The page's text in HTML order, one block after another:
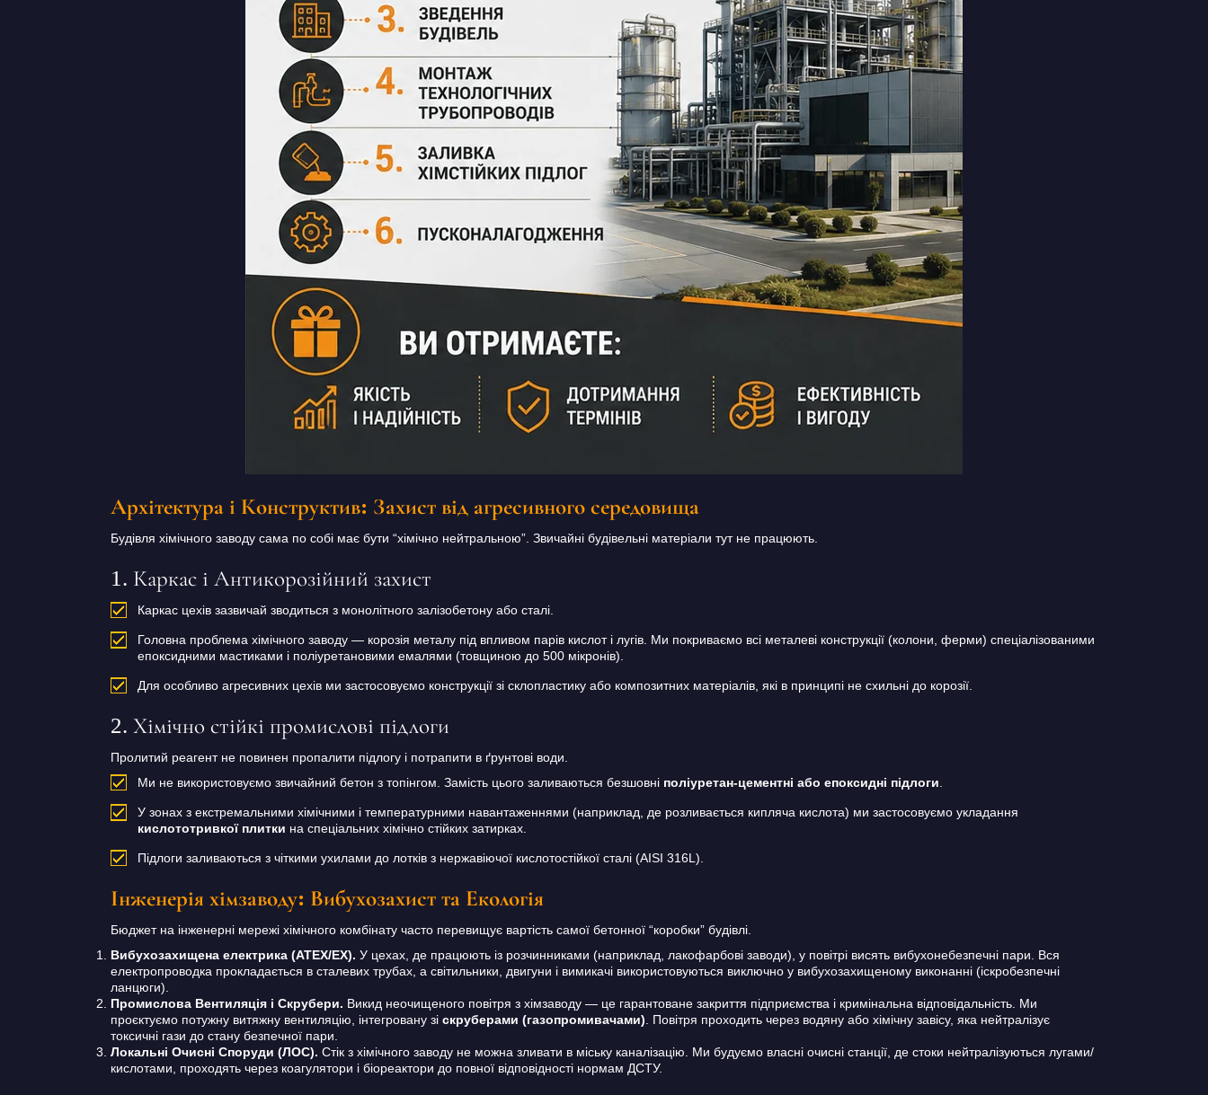
Архітектура і Конструктив: Захист від агресивного середовища
Будівля хімічного заводу сама по собі має бути “хімічно нейтральною”. Звичайні будівельні матеріали тут не працюють.
1. Каркас і Антикорозійний захист
Каркас цехів зазвичай зводиться з монолітного залізобетону або сталі.
Головна проблема хімічного заводу — корозія металу під впливом парів кислот і лугів. Ми покриваємо всі металеві конструкції (колони, ферми) спеціалізованими
епоксидними мастиками і поліуретановими емалями (товщиною до 500 мікронів).
Для особливо агресивних цехів ми застосовуємо конструкції зі склопластику або композитних матеріалів, які в принципі не схильні до корозії.
2. Хімічно стійкі промислові підлоги
Пролитий реагент не повинен пропалити підлогу і потрапити в ґрунтові води.
Ми не використовуємо звичайний бетон з топінгом. Замість цього заливаються безшовні поліуретан-цементні або епоксидні підлоги.
У зонах з екстремальними хімічними і температурними навантаженнями (наприклад, де розливається кипляча кислота) ми застосовуємо укладання
кислототривкої плитки на спеціальних хімічно стійких затирках.
Підлоги заливаються з чіткими ухилами до лотків з нержавіючої кислотостійкої сталі (AISI 316L).
Інженерія хімзаводу: Вибухозахист та Екологія
Бюджет на інженерні мережі хімічного комбінату часто перевищує вартість самої бетонної “коробки” будівлі.
Вибухозахищена електрика (ATEX/EX). У цехах, де працюють із розчинниками (наприклад, лакофарбові заводи), у повітрі висять вибухонебезпечні пари. Вся
електропроводка прокладається в сталевих трубах, а світильники, двигуни і вимикачі використовуються виключно у вибухозахищеному виконанні (іскробезпечні
ланцюги).
Промислова Вентиляція і Скрубери. Викид неочищеного повітря з хімзаводу — це гарантоване закриття підприємства і кримінальна відповідальність. Ми
проєктуємо потужну витяжну вентиляцію, інтегровану зі скруберами (газопромивачами). Повітря проходить через водяну або хімічну завісу, яка нейтралізує
токсичні гази до стану безпечної пари.
Локальні Очисні Споруди (ЛОС). Стік з хімічного заводу не можна зливати в міську каналізацію. Ми будуємо власні очисні станції, де стоки нейтралізуються лугами/
кислотами, проходять через коагулятори і біореактори до повної відповідності нормам ДСТУ.